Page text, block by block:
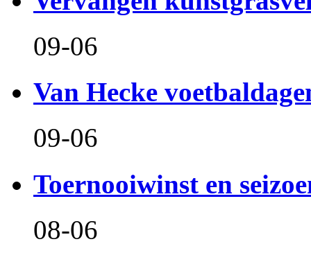
09-06
Van Hecke
09-06
Toernooiwinst en
08-06